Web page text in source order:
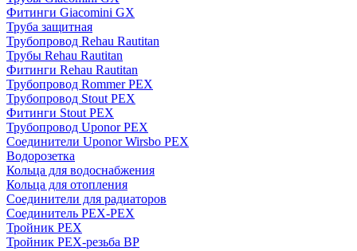
Фитинги Giacomini GX
Труба защитная
Трубопровод Rehau Rautitan
Трубы Rehau Rautitan
Фитинги Rehau Rautitan
Трубопровод Rommer PEX
Трубопровод Stout PEX
Фитинги Stout PEX
Трубопровод Uponor PEX
Соединители Uponor Wirsbo PEX
Водорозетка
Кольца для водоснабжения
Кольца для отопления
Соединители для радиаторов
Соединитель PEX-PEX
Тройник PEX
Тройник PEX-резьба ВР